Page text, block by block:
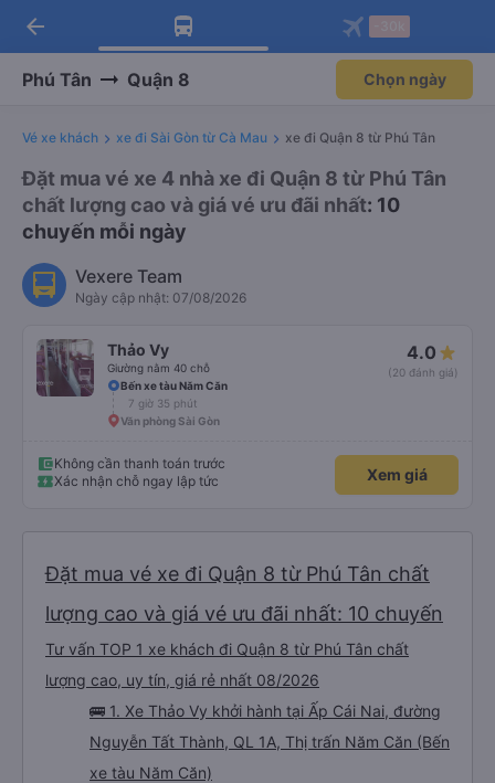
Tải app Vexere ngay!
Nhận ưu đãi thành viên độc
Mở app
Tải app Vexere
-30k/ghế khi đặt vé máy bay qua
Mở app
arrow_back
Phú Tân Quận 8 Chọn ngày
Vé xe khách xe đi Sài Gòn từ Cà Mau xe đi Quận 8 từ Phú Tân
Đặt mua vé xe 4 nhà xe đi Quận 8 từ Phú Tân
chất lượng cao và giá vé ưu đãi nhất: 10
chuyến mỗi ngày
Vexere Team
Ngày cập nhật: 07/08/2026
Thảo Vy
Giường nằm 40 chỗ
4.0
(20 đánh giá)
Bến xe tàu Năm Căn
7 giờ 35 phút
Văn phòng Sài Gòn
Không cần thanh toán trước
Xác nhận chỗ ngay lập tức
Xem giá
Đặt mua vé xe đi Quận 8 từ Phú Tân chất
lượng cao và giá vé ưu đãi nhất: 10 chuyến
Tư vấn TOP 1 xe khách đi Quận 8 từ Phú Tân chất
lượng cao, uy tín, giá rẻ nhất 08/2026
🚌 1. Xe Thảo Vy khởi hành tại Ấp Cái Nai, đường
Nguyễn Tất Thành, QL 1A, Thị trấn Năm Căn (Bến
xe tàu Năm Căn)